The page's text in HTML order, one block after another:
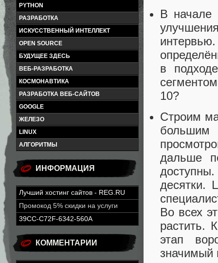
PYTHON
РАЗРАБОТКА
ИСКУССТВЕННЫЙ ИНТЕЛЛЕКТ
OPEN SOURCE
БУДУЩЕЕ ЗДЕСЬ
ВЕБ-РАЗРАБОТКА
КОСМОНАВТИКА
РАЗРАБОТКА ВЕБ-САЙТОВ
GOOGLE
ЖЕЛЕЗО
LINUX
АЛГОРИТМЫ
ИНФОРМАЦИЯ
Лучший хостинг сайтов - REG.RU
Промокод 5% скидки на услуги
39CC-C72F-6342-560A
КОММЕНТАРИИ
В начале
в
10?
Строим
большим
дальше
десятки.
Во всех
растить.
этап
значимый